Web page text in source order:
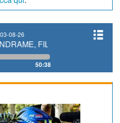
03-08-26
FILIPPO FIORELLI
50:38